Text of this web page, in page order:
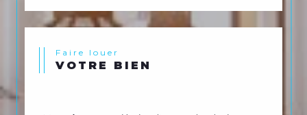
Faire louer
VOTRE BIEN